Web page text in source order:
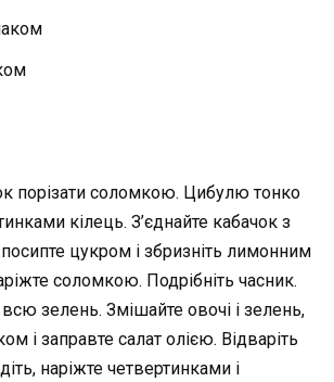
порізати соломкою. Цибулю тонко
кілець. З’єднайте кабачок з
цукром і збризніть лимонним
соломкою. Подрібніть часник.
зелень. Змішайте овочі і зелень,
і заправте салат олією. Відваріть
наріжте четвертинками і